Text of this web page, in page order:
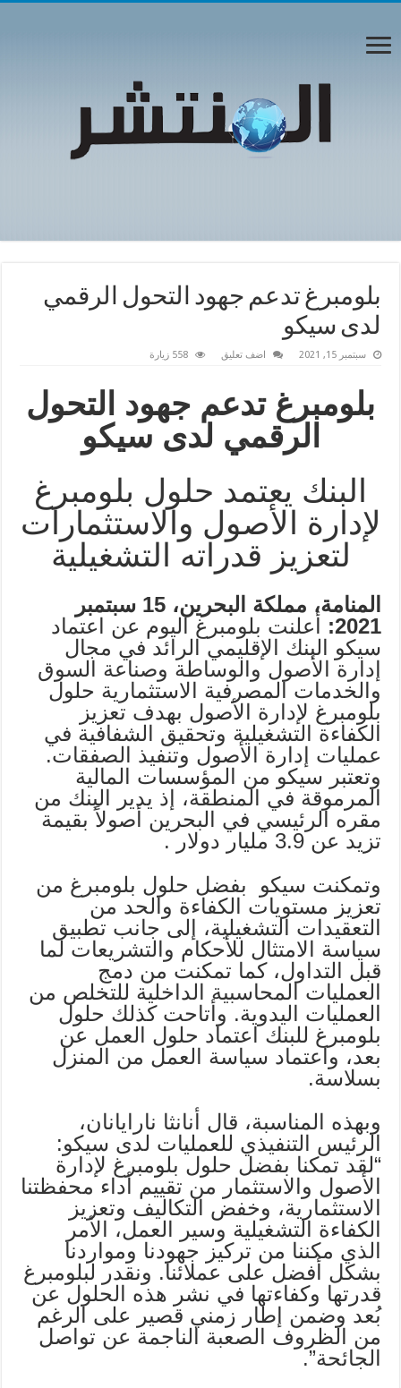
بلومبرغ تدعم جهود التحول الرقمي
لدى سيكو
سبتمبر 15, 2021 اضف تعليق 558 زيارة
بلومبرغ تدعم جهود التحول
الرقمي لدى سيكو
البنك يعتمد حلول بلومبرغ
لإدارة الأصول والاستثمارات
لتعزيز قدراته التشغيلية
المنامة، مملكة البحرين،15 سبتمبر
2021:
أعلنت بلومبرغ اليوم عن اعتماد
سيكو البنك الإقليمي الرائد في مجال
إدارة الأصول والوساطة وصناعة السوق
والخدمات المصرفية الاستثمارية حلول
بلومبرغ لإدارة الأصول بهدف تعزيز
الكفاءة التشغيلية وتحقيق الشفافية في
عمليات إدارة الأصول وتنفيذ الصفقات.
وتعتبر سيكو من المؤسسات المالية
المرموقة في المنطقة، إذ يدير البنك من
مقره الرئيسي في البحرين أصولاً بقيمة
تزيد عن 3.9 مليار دولار .
وتمكنت سيكو بفضل حلول بلومبرغ من
تعزيز مستويات الكفاءة والحد من
التعقيدات التشغيلية، إلى جانب تطبيق
سياسة الامتثال للأحكام والتشريعات لما
قبل التداول، كما تمكنت من دمج
العمليات المحاسبية الداخلية للتخلص من
العمليات اليدوية. وأتاحت كذلك حلول
بلومبرغ للبنك اعتماد حلول العمل عن
بعد، واعتماد سياسة العمل من المنزل
بسلاسة.
وبهذه المناسبة، قال أنانثا نارايانان،
الرئيس التنفيذي للعمليات لدى سيكو:
“لقد تمكنا بفضل حلول بلومبرغ لإدارة
الأصول والاستثمار من تقييم أداء محفظتنا
الاستثمارية، وخفض التكاليف وتعزيز
الكفاءة التشغيلية وسير العمل، الأمر
الذي مكننا من تركيز جهودنا ومواردنا
بشكل أفضل على عملائنا. ونقدر لبلومبرغ
قدرتها وكفاءتها في نشر هذه الحلول عن
بُعد وضمن إطار زمني قصير على الرغم
من الظروف الصعبة الناجمة عن تواصل
الجائحة”.